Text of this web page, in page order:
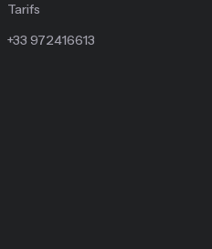
Tarifs
+33 972416613